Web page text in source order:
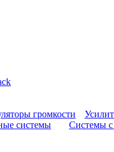
громкости
системы
Системы